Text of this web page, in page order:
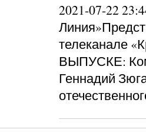
2021-07-22
телеканале
ВЫПУСКЕ:
Геннадий